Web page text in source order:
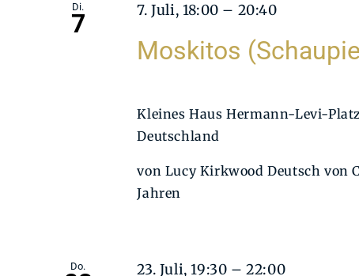
Di.
7
Moskitos
7. Juli, 18:00 – 20:40
Kleines HausHermann-Levi-
Deutschland
von Lucy Kirkwood Deutsch von
Jahren
Do. 23. Juli, 19:30 –22:00